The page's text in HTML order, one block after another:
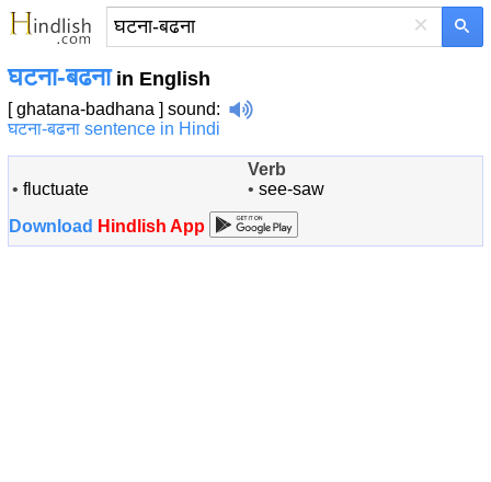
×
घटना-बढनाin English
[ ghatana-badhana ] sound:
घटना-बढना sentence in Hindi
• fluctuate
Verb
• see-saw
Download Hindlish App